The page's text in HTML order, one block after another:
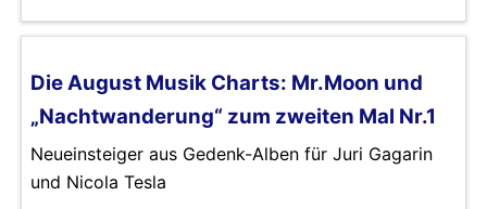
Die August Musik Charts: Mr.Moon und
„Nachtwanderung“ zum zweiten Mal Nr.1
Neueinsteiger aus Gedenk-Alben für Juri Gagarin
und Nicola Tesla